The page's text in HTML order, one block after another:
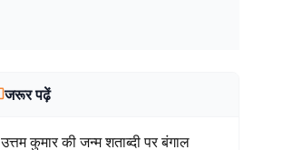
जरूर पढ़ें
उत्तम कुमार की जन्म शताब्दी पर बंगाल